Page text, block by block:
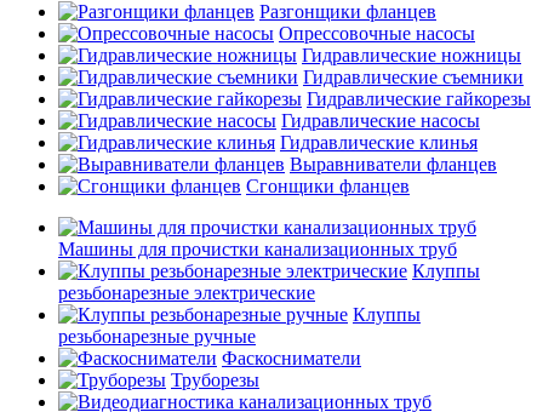
Разгонщики фланцев
Опрессовочные насосы
Гидравлические ножницы
Гидравлические съемники
Гидравлические гайкорезы
Гидравлические насосы
Гидравлические клинья
Выравниватели фланцев
Сгонщики фланцев
Машины для прочистки канализационных труб
Клуппы
резьбонарезные электрические
Клуппы
резьбонарезные ручные
Фаскосниматели
Труборезы